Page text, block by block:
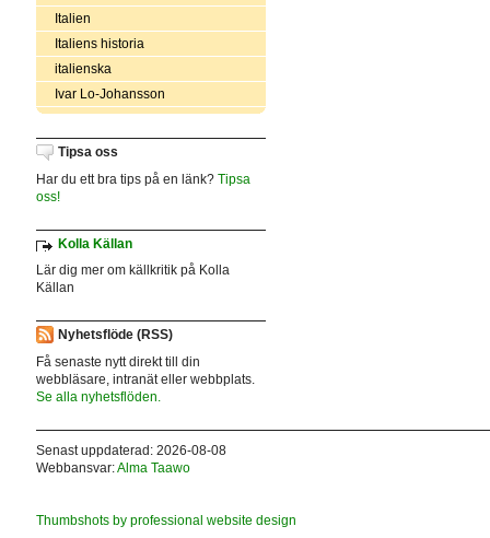
Italien
Italiens historia
italienska
Ivar Lo-Johansson
Tipsa oss
Har du ett bra tips på en länk? Tipsa
oss!
Kolla Källan
Lär dig mer om källkritik på Kolla
Källan
Nyhetsflöde (RSS)
Få senaste nytt direkt till din
webbläsare, intranät eller webbplats.
Se alla nyhetsflöden.
Senast uppdaterad: 2026-08-08
Webbansvar:Alma Taawo
Thumbshots by professional website design